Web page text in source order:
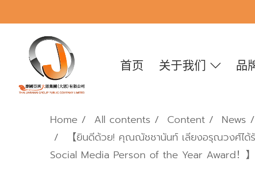
首页 关于我们 品
Home All contents Content News
【ยินดีด้วย! คุณณัชชานันท์ เลียงอรุณวงศ์ไ
Social Media Person of the Year Award！】